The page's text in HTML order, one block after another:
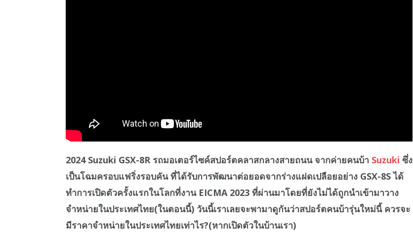
2024 Suzuki GSX-8R รถมอเตอร์ไซค์สปอร์ตคลาสกลางสายถนน จากค่ายคนบ้า Suzuki ซึ่ง
เป็นโฉมครอบแฟริ่งรอบคัน ที่ได้รับการพัฒนาต่อยอดจากร่างแฝดเปลือยอย่าง GSX-8S ได้
ทำการเปิดตัวครั้งแรกในโลกที่งาน EICMA 2023 ที่ผ่านมาโดยที่ยังไม่ได้ถูกนำเข้ามาวาง
จำหน่ายในประเทศไทย(ในตอนนี้) วันนี้เราเลยจะพามาดูกันว่าสปอร์ตคนบ้ารุ่นใหม่นี้ ควรจะ
มีราคาจำหน่ายในประเทศไทยเท่าไร?(หากเปิดตัวในบ้านเรา)